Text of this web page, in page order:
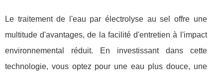
Le traitement de l'eau par électrolyse au sel offre une
multitude d'avantages, de la facilité d'entretien à l'impact
environnemental réduit. En investissant dans cette
technologie, vous optez pour une eau plus douce, une